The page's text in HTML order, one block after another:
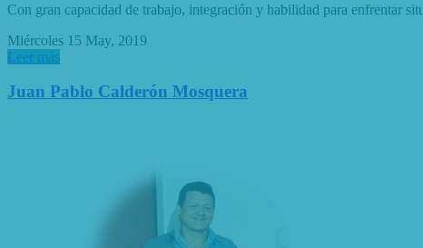
Con gran capacidad de trabajo, integración y habilidad para enfrentar
Miércoles 15 May, 2019
Leer más
Juan Pablo Calderón Mosquera